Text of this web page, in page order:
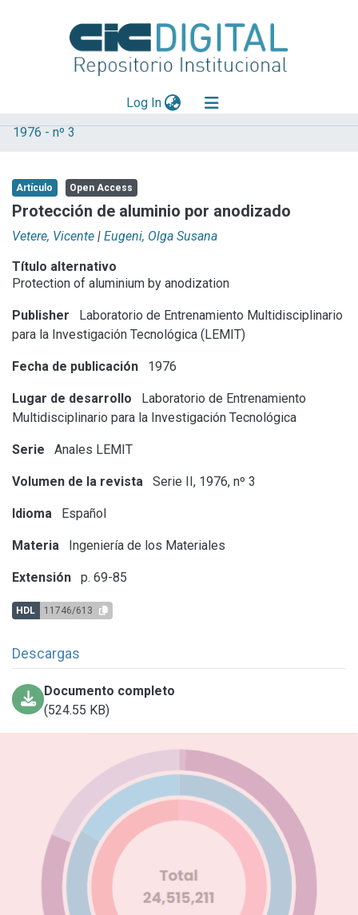
Log In(current)
Explorar
Aportar material
Statistics
1976 - nº 3
Artículo Open Access
Protección de aluminio por anodizado
Vetere, Vicente | Eugeni, Olga Susana
Título alternativo
Protection of aluminium by anodization
Publisher
Laboratorio de Entrenamiento Multidisciplinario
para la Investigación Tecnológica (LEMIT)
Fecha de publicación 1976
Lugar de desarrollo
Laboratorio de Entrenamiento
Multidisciplinario para la Investigación Tecnológica
Serie Anales LEMIT
Volumen de la revista Serie II, 1976, nº 3
Idioma Español
Materia Ingeniería de los Materiales
Extensión p. 69-85
HDL 11746/613
Descargas
Documento completo
(524.55 KB)